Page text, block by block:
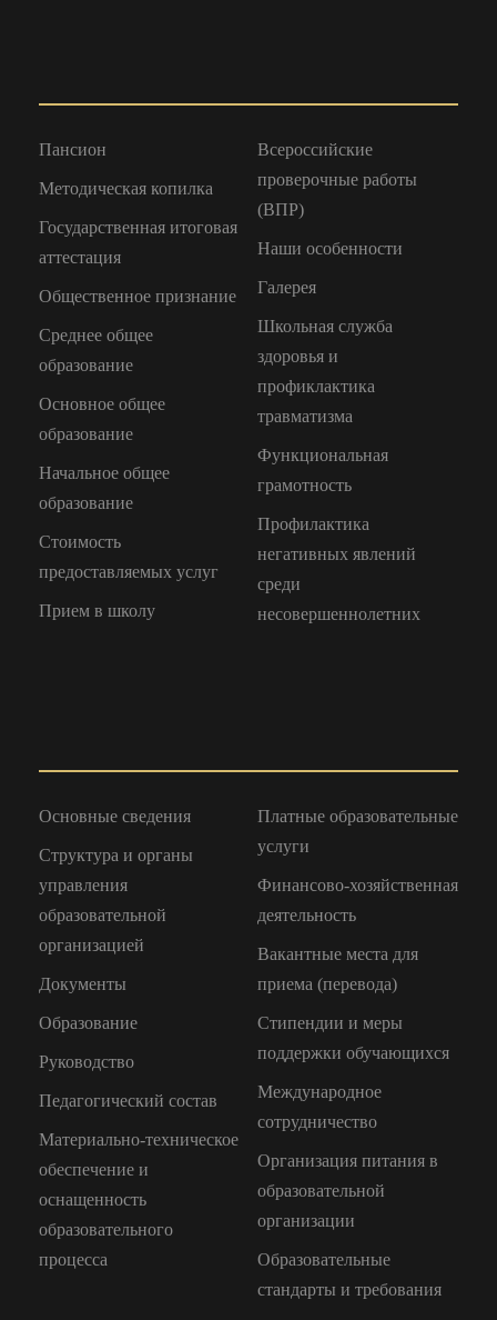
Пансион
Методическая копилка
Государственная итоговая
аттестация
Общественное признание
Среднее общее
образование
Основное общее
образование
Начальное общее
образование
Стоимость
предоставляемых услуг
Прием в школу
Всероссийские
проверочные работы
(ВПР)
Наши особенности
Галерея
Школьная служба
здоровья и
профиклактика
травматизма
Функциональная
грамотность
Профилактика
негативных явлений
среди
несовершеннолетних
Основные сведения
Структура и органы
управления
образовательной
организацией
Документы
Образование
Руководство
Педагогический состав
Материально-техническое
обеспечение и
оснащенность
образовательного
процесса
Платные образовательные
услуги
Финансово-хозяйственная
деятельность
Вакантные места для
приема (перевода)
Стипендии и меры
поддержки обучающихся
Международное
сотрудничество
Организация питания в
образовательной
организации
Образовательные
стандарты и требования